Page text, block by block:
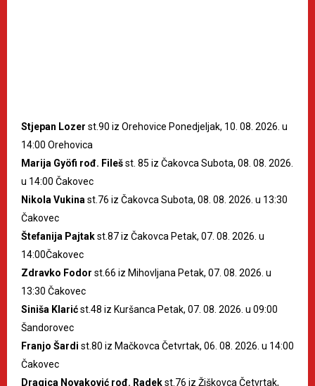
Stjepan Lozer st.90 iz Orehovice Ponedjeljak, 10. 08. 2026. u
14:00 Orehovica
Marija Gyöfi rođ. Filešst. 85 iz Čakovca Subota, 08. 08. 2026.
u 14:00 Čakovec
Nikola Vukina st.76 iz Čakovca Subota, 08. 08. 2026. u 13:30
Čakovec
Štefanija Pajtakst.87 iz Čakovca Petak, 07. 08. 2026. u
14:00Čakovec
Zdravko Fodor st.66 iz Mihovljana Petak, 07. 08. 2026. u
13:30 Čakovec
Siniša Klarićst.48 iz Kuršanca Petak, 07. 08. 2026. u 09:00
Šandorovec
Franjo Šardi st.80 iz Mačkovca Četvrtak, 06. 08. 2026. u 14:00
Čakovec
Dragica Novaković rođ. Radekst.76 iz Žiškovca Četvrtak,